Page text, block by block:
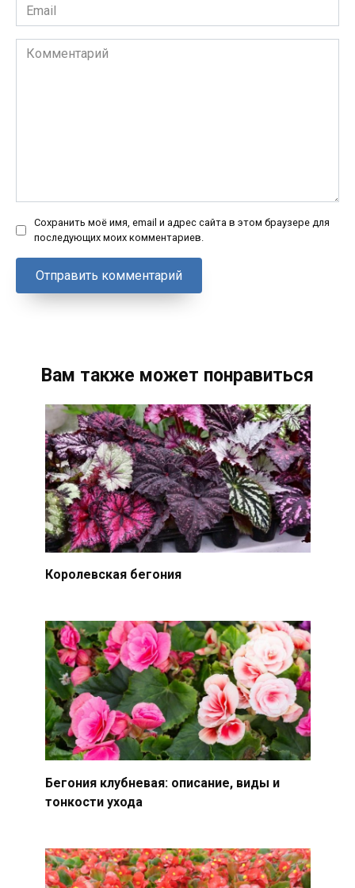
Email
*
Комментарий
Сохранить моё имя, email и адрес сайта в этом браузере для
последующих моих комментариев.
Вам также может понравиться
Королевская бегония
Бегония клубневая: описание, виды и
тонкости ухода